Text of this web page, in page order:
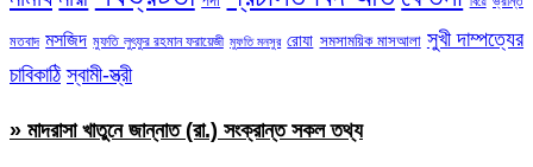
মতবাদ মসজিদ মুফতি লুৎফুর রহমান ফরায়েজী মুফতি মনসুর রোযা সমসাময়িক মাসআলা সুখী দাম্পত্যের
চাবিকাঠি স্বামী-স্ত্রী
» মাদরাসা খাতুনে জান্নাত (রা.) সংক্রান্ত সকল তথ্য